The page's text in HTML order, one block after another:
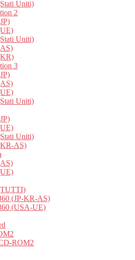
Uniti)
2
Uniti)
3
Uniti)
Uniti)
AS)
(JP-KR-AS)
(USA-UE)
ROM2